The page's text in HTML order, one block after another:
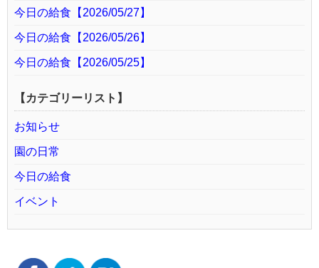
今日の給食【2026/05/27】
今日の給食【2026/05/26】
今日の給食【2026/05/25】
【カテゴリーリスト】
お知らせ
園の日常
今日の給食
イベント